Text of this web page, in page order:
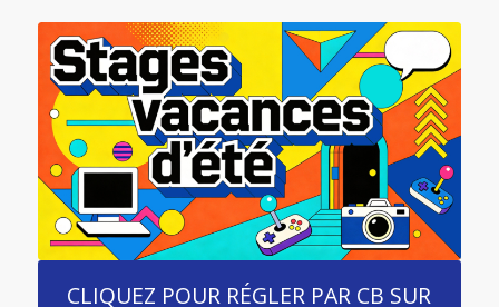
CLIQUEZ POUR RÉGLER PAR CB SUR